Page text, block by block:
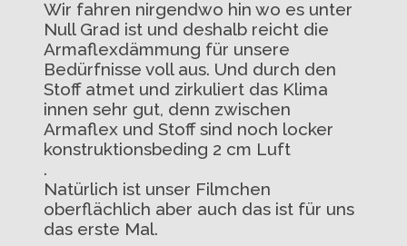
Wir fahren nirgendwo hin wo es unter
Null Grad ist und deshalb reicht die
Armaflexdämmung für unsere
Bedürfnisse voll aus. Und durch den
Stoff atmet und zirkuliert das Klima
innen sehr gut, denn zwischen
Armaflex und Stoff sind noch locker
konstruktionsbeding 2 cm Luft
.
Natürlich ist unser Filmchen
oberflächlich aber auch das ist für uns
das erste Mal.